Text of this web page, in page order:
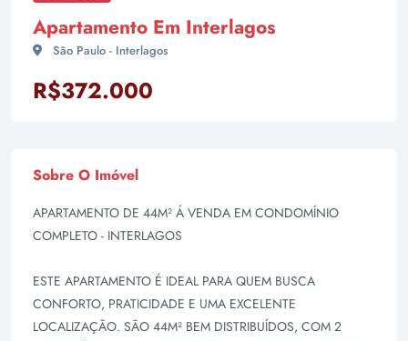
Apartamento Em Interlagos
São Paulo - Interlagos
R$372.000
Sobre O Imóvel
APARTAMENTO DE 44M² Á VENDA EM CONDOMÍNIO
COMPLETO - INTERLAGOS
ESTE APARTAMENTO É IDEAL PARA QUEM BUSCA
CONFORTO, PRATICIDADE E UMA EXCELENTE
LOCALIZAÇÃO. SÃO 44M² BEM DISTRIBUÍDOS, COM 2